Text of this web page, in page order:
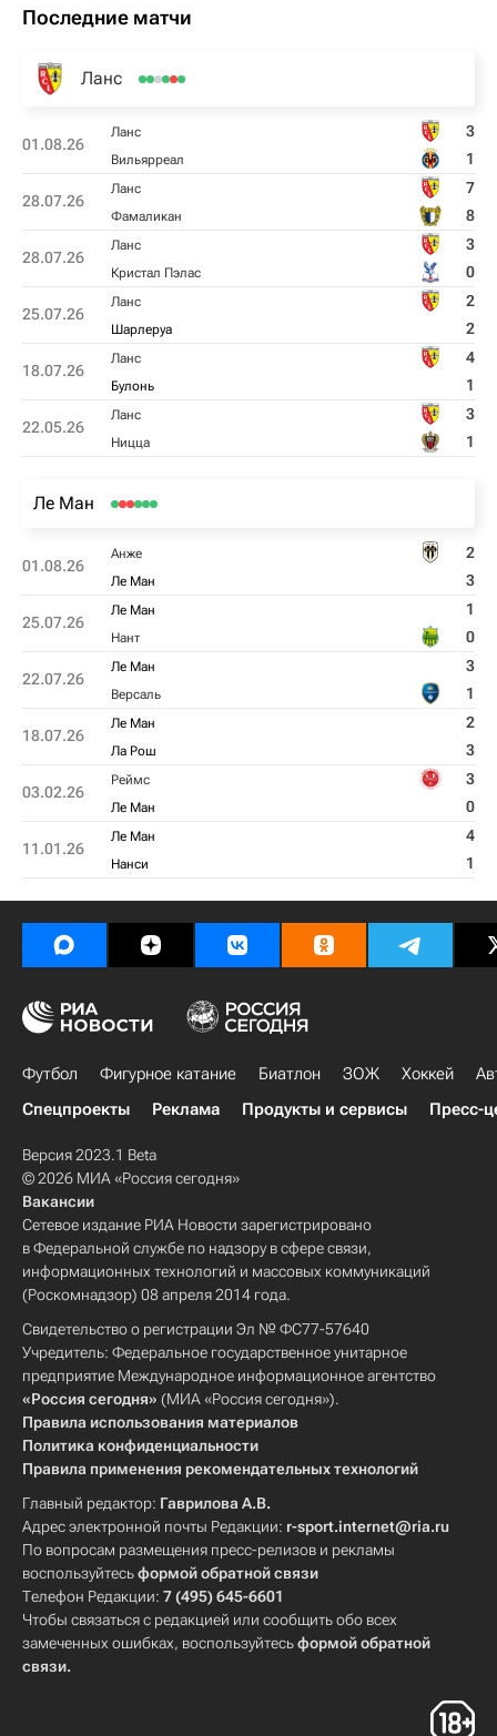
Последние матчи
Ланс
01.08.26
Ланс 3
Вильярреал 1
28.07.26
Ланс 7
Фамаликан 8
28.07.26
Ланс 3
Кристал Пэлас 0
25.07.26
Ланс 2
Шарлеруа 2
18.07.26
Ланс 4
Булонь 1
22.05.26
Ланс 3
Ницца 1
Ле Ман
01.08.26
Анже 2
Ле Ман 3
25.07.26
Ле Ман 1
Нант 0
22.07.26
Ле Ман 3
Версаль 1
18.07.26
Ле Ман 2
Ла Рош 3
03.02.26
Реймс 3
Ле Ман 0
11.01.26
Ле Ман 4
Нанси 1
Футбол Фигурное катание Биатлон ЗОЖ Хоккей
Спецпроекты
Реклама Продукты и сервисы Пресс-
Версия 2023.1 Beta
© 2026 МИА «Россия сегодня»
Вакансии
Сетевое издание РИА Новости зарегистрировано
в Федеральной службе по надзору в сфере связи,
информационных технологий и массовых коммуникаций
(Роскомнадзор) 08 апреля 2014 года.
Свидетельство о регистрации Эл № ФС77-57640
Учредитель: Федеральное государственное унитарное
предприятие Международное информационное агентство
«Россия сегодня» (МИА «Россия сегодня»).
Правила использования материалов
Политика конфиденциальности
Правила применения рекомендательных технологий
Главный редактор: Гаврилова А.В.
Адрес электронной почты Редакции: r-sport.internet@ria.ru
По вопросам размещения пресс-релизов и рекламы
воспользуйтесьформой обратной связи
Телефон Редакции: 7 (495) 645-6601
Чтобы связаться с редакцией или сообщить обо всех
замеченных ошибках, воспользуйтесьформой обратной
связи.